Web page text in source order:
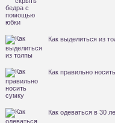
Как выделиться из
Как правильно
Как одеваться в 30